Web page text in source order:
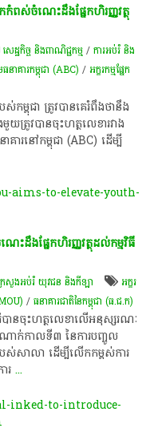
ចំណេះដឹង​ផ្នែក​ហិរញ្ញវត្ថុ​
សេដ្ឋកិច្ច និងពាណិជ្ជកម្ម /ការអប់រំ និង
នាគារ​កម្ពុជា (ABC) /​អក្ខរកម្ម​ផ្នែក​
ម្ពុជា​ ត្រូវ​បាន​គេ​រំពឹង​ថា​នឹង​
ត្រូវ​បាន​ចុះហត្ថលេខា​រវាង​
ារ​នៅ​កម្ពុជា​ (ABC)​ ដើម្បី​
aims-to-elevate-youth-
ះដឹង​ផ្នែក​ហិរញ្ញវត្ថុ​ដល់​កម្មវិធី​
សួងអប់រំ យុវជន និងកីឡា
​អក្ខរ
/ធនាគារ​ជាតិ​នៃ​កម្ពុជា (ធ.ជ.ក)
បាន​ចុះហត្ថលេខា​លើ​អនុស្សរណៈ​
ាក់កាល​ទី​៣​ នៃ​ការ​បញ្ចូល​
បស់​សាលា​ ដើម្បី​លើកកម្ពស់​ការ​
រ...
inked-to-introduce-